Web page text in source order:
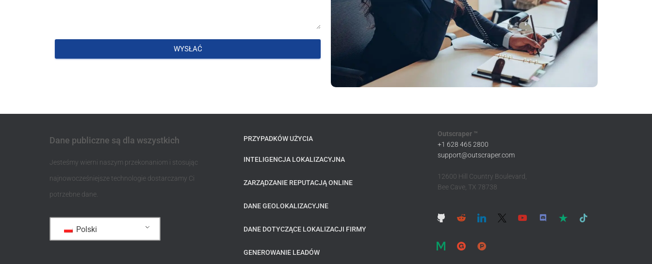
WYSŁAĆ
Dane publiczne są dla wszystkich
Jesteśmy wierni naszym przekonaniom i stosując
najnowocześniejsze technologie dostarczamy Ci
potrzebne dane.
Polski
PRZYPADKÓW UŻYCIA
INTELIGENCJA LOKALIZACYJNA
ZARZĄDZANIE REPUTACJĄ ONLINE
DANE GEOLOKALIZACYJNE
DANE DOTYCZĄCE LOKALIZACJI FIRMY
GENEROWANIE LEADÓW
Outscraper ™
+1 628 465 2800
support@outscraper.com
12600 Hill Country Boulevard,
Bee Cave, TX 78738